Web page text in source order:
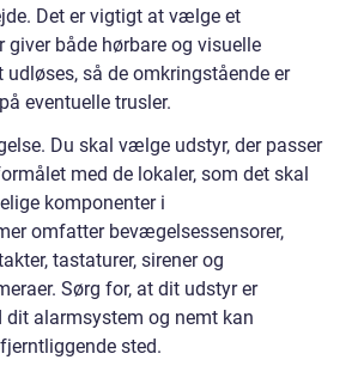
Det er vigtigt at vælge et
giver både hørbare og visuelle
udløses, så de omkringstående er
eventuelle trusler.
Du skal vælge udstyr, der passer
med de lokaler, som det skal
komponenter i
omfatter bevægelsessensorer,
tastaturer, sirener og
Sørg for, at dit udstyr er
dit alarmsystem og nemt kan
sted.